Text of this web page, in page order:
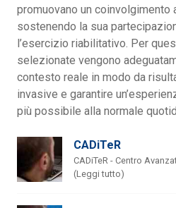
promuovano un coinvolgimento
sostenendo la sua
l’esercizio riabilitativo. Per
selezionate vengono
contesto reale in modo da
invasive e garantire
più possibile alla normale
CADiTeR
CADiTeR - Centro
(Leggi tutto)